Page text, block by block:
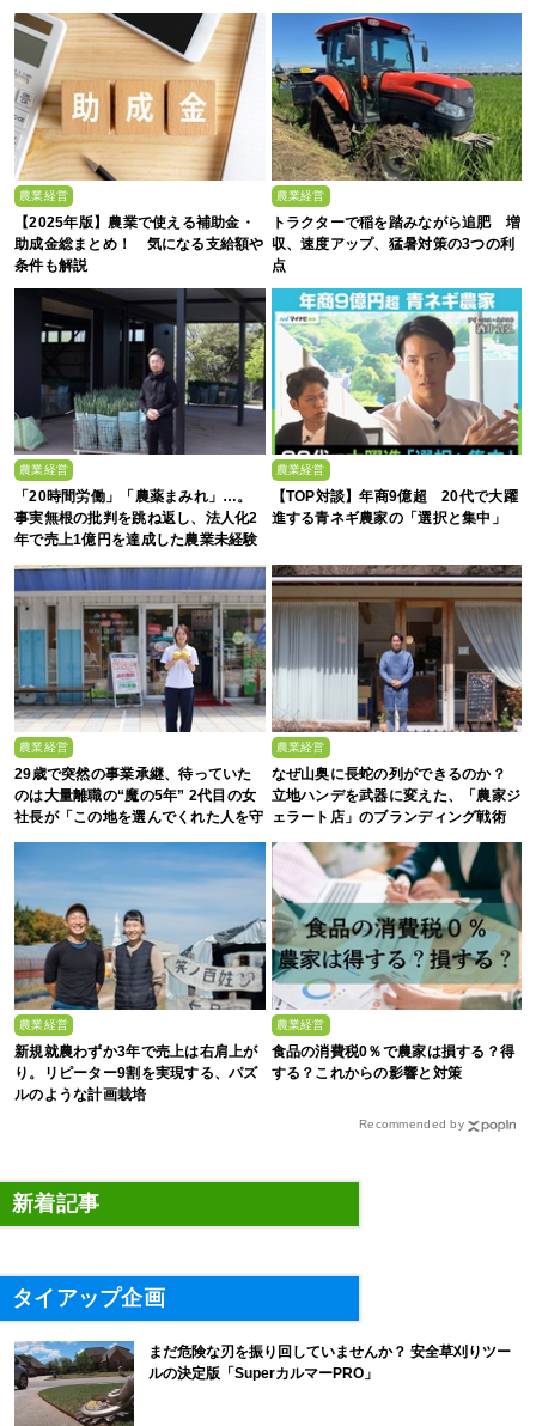
#25】
農業経営
【2025年版】農業で使える補助金・
助成金総まとめ！ 気になる支給額や
条件も解説
農業経営
トラクターで稲を踏みながら追肥 増
収、速度アップ、猛暑対策の3つの利
点
農業経営
「20時間労働」「農薬まみれ」…。
事実無根の批判を跳ね返し、法人化2
年で売上1億円を達成した農業未経験
の若者たち
農業経営
【TOP対談】年商9億超 20代で大躍
進する青ネギ農家の「選択と集中」
農業経営
29歳で突然の事業承継、待っていた
のは大量離職の“魔の5年” 2代目の女
社長が「この地を選んでくれた人を守
る」と誓った日
農業経営
なぜ山奥に長蛇の列ができるのか？
立地ハンデを武器に変えた、「農家ジ
ェラート店」のブランディング戦術
農業経営
新規就農わずか3年で売上は右肩上が
り。リピーター9割を実現する、パズ
ルのような計画栽培
農業経営
食品の消費税0％で農家は損する？得
する？これからの影響と対策
Recommended by
新着記事
タイアップ企画
まだ危険な刃を振り回していませんか？ 安全草刈りツー
ルの決定版「SuperカルマーPRO」